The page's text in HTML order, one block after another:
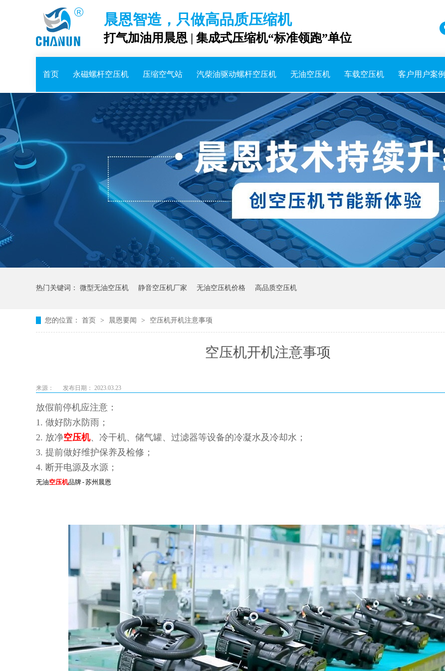
晨恩智造，只做高品质压缩机
打气加油用晨恩 | 集成式压缩机“标准领跑”单位
首页 永磁螺杆空压机 压缩空气站 汽柴油驱动螺杆空压机 无油空压机 车载空压机 客户用户案例
热门关键词： 微型无油空压机 静音空压机厂家 无油空压机价格 高品质空压机
您的位置： 首页 > 晨恩要闻 > 空压机开机注意事项
空压机开机注意事项
来源： 发布日期： 2023.03.23
放假前停机应注意：
1. 做好防水防雨；
2. 放净空压机、冷干机、储气罐、过滤器等设备的冷凝水及冷却水；
3. 提前做好维护保养及检修；
4. 断开电源及水源；
无油空压机品牌-苏州晨恩